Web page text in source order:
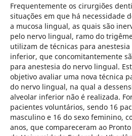
Frequentemente os cirurgiões
situações em que há necessidade
a mucosa lingual, as quais são
pelo nervo lingual, ramo do
utilizam de técnicas para
inferior, que concomitantemente
para anestesia do nervo lingual.
objetivo avaliar uma nova técnica
do nervo lingual, na qual a
alveolar inferior não é realizada.
pacientes voluntários, sendo 16
masculino e 16 do sexo feminino,
anos, que compareceram ao